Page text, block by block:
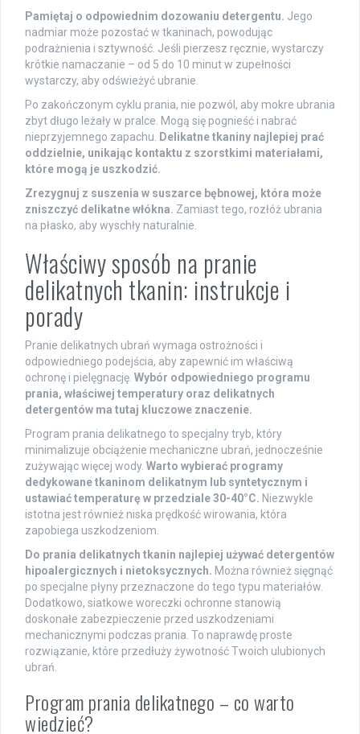
Pamiętaj o odpowiednim dozowaniu detergentu. Jego
nadmiar może pozostać w tkaninach, powodując
podrażnienia i sztywność. Jeśli pierzesz ręcznie, wystarczy
krótkie namaczanie – od 5 do 10 minut w zupełności
wystarczy, aby odświeżyć ubranie.
Po zakończonym cyklu prania, nie pozwól, aby mokre ubrania
zbyt długo leżały w pralce. Mogą się pognieść i nabrać
nieprzyjemnego zapachu.
Delikatne tkaniny najlepiej prać
oddzielnie, unikając kontaktu z szorstkimi materiałami,
które mogą je uszkodzić.
Zrezygnuj z suszenia w suszarce bębnowej, która może
zniszczyć delikatne włókna. Zamiast tego, rozłóż ubrania
na płasko, aby wyschły naturalnie.
Właściwy sposób na pranie
delikatnych tkanin: instrukcje i
porady
Pranie delikatnych ubrań wymaga ostrożności i
odpowiedniego podejścia, aby zapewnić im właściwą
ochronę i pielęgnację. Wybór odpowiedniego programu
prania, właściwej temperatury oraz delikatnych
detergentów ma tutaj kluczowe znaczenie.
Program prania delikatnego to specjalny tryb, który
minimalizuje obciążenie mechaniczne ubrań, jednocześnie
zużywając więcej wody. Warto wybierać programy
dedykowane tkaninom delikatnym lub syntetycznym i
ustawiać temperaturę w przedziale 30-40°C. Niezwykle
istotna jest również niska prędkość wirowania, która
zapobiega uszkodzeniom.
Do prania delikatnych tkanin najlepiej używać detergentów
hipoalergicznych i nietoksycznych. Można również sięgnąć
po specjalne płyny przeznaczone do tego typu materiałów.
Dodatkowo, siatkowe woreczki ochronne stanowią
doskonałe zabezpieczenie przed uszkodzeniami
mechanicznymi podczas prania. To naprawdę proste
rozwiązanie, które przedłuży żywotność Twoich ulubionych
ubrań.
Program prania delikatnego – co warto
wiedzieć?